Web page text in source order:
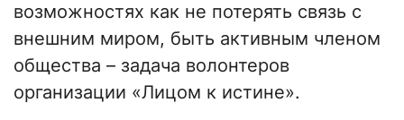
возможностях как не потерять связь с
внешним миром, быть активным членом
общества – задача волонтеров
организации «Лицом к истине».